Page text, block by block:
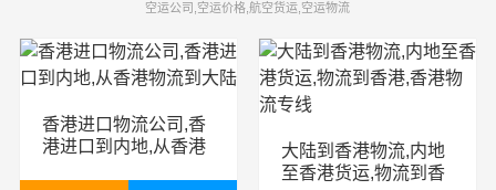
空运公司,空运价格,航空货运,空运物流
香港进口物流公司,香
港进口到内地,从香港
大陆到香港物流,内地
至香港货运,物流到香